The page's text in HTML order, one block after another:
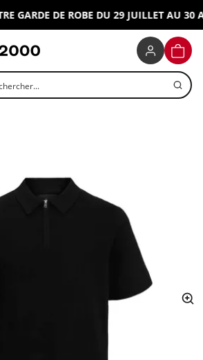
GARDE DE ROBE DU 29 JUILLET AU 30
un produit